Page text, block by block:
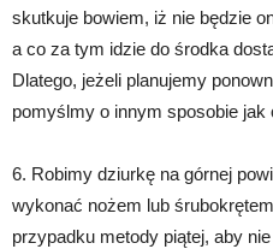
skutkuje bowiem, iż nie będzie
a co za tym idzie do środka
Dlatego, jeżeli planujemy
pomyślmy o innym sposobie jak
6. Robimy dziurkę na górnej
wykonać nożem lub
przypadku metody piątej, aby